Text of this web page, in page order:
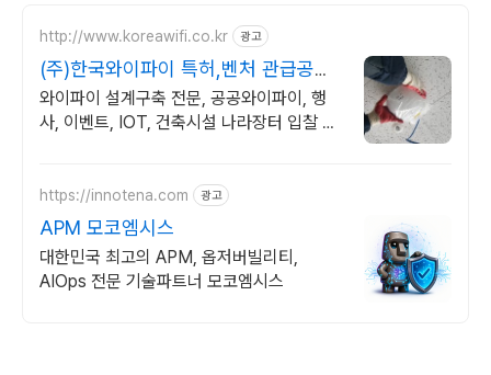
http://www.koreawifi.co.kr 광고
(주)한국와이파이 특허,벤처 관급공사,
건설공사 가능
와이파이 설계구축 전문, 공공와이파이, 행
사, 이벤트, IOT, 건축시설 나라장터 입찰 가
https://innotena.com 광고
APM 모코엠시스
대한민국 최고의 APM, 옵저버빌리티,
AIOps 전문 기술파트너 모코엠시스